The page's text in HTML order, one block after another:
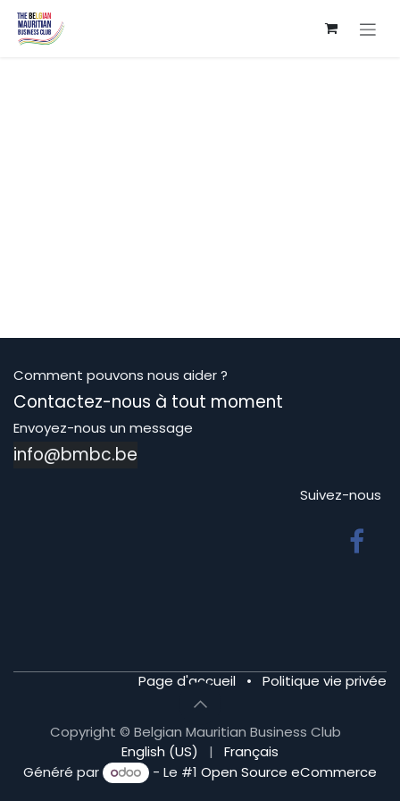
Se rendre au contenu
Comment pouvons nous aider ?
Contactez-nous à tout moment
Envoyez-nous un message
info@bmbc.be
Suivez-nous
Page d'accueil • Politique vie privée
Copyright © Belgian Mauritian Business Club
English (US)
|
Français
Généré par
- Le #1 Open Source eCommerce